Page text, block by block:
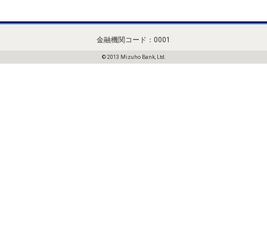
金融機関コード：0001
© 2013 Mizuho Bank, Ltd.